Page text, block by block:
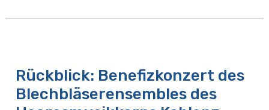
Rückblick: Benefizkonzert des
Blechbläserensembles des
des
Blechbläserensembles